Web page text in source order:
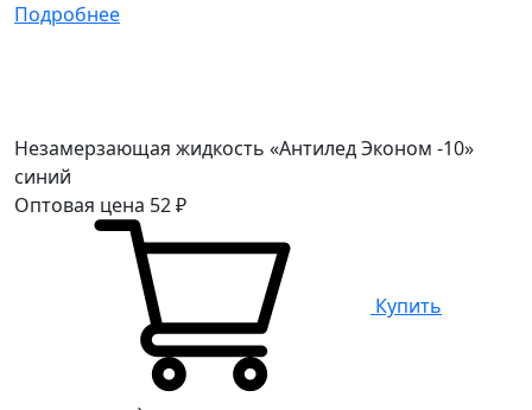
Подробнее
Незамерзающая жидкость «Антилед Эконом -10»
синий
Оптовая цена 52₽
Купить